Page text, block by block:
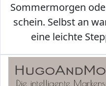
Sommermorgen
schein. Selbst an
eine leichte